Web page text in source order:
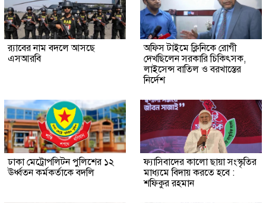
র‍্যাবের নাম বদলে আসছে
এসআরবি
অফিস টাইমে ক্লিনিকে রোগী
দেখছিলেন সরকারি চিকিৎসক,
লাইসেন্স বাতিল ও বরখাস্তের
নির্দেশ
ঢাকা মেট্রোপলিটন পুলিশের ১২
ঊর্ধ্বতন কর্মকর্তাকে বদলি
ফ্যাসিবাদের কালো ছায়া সংস্কৃতির
মাধ্যমে বিদায় করতে হবে :
শফিকুর রহমান